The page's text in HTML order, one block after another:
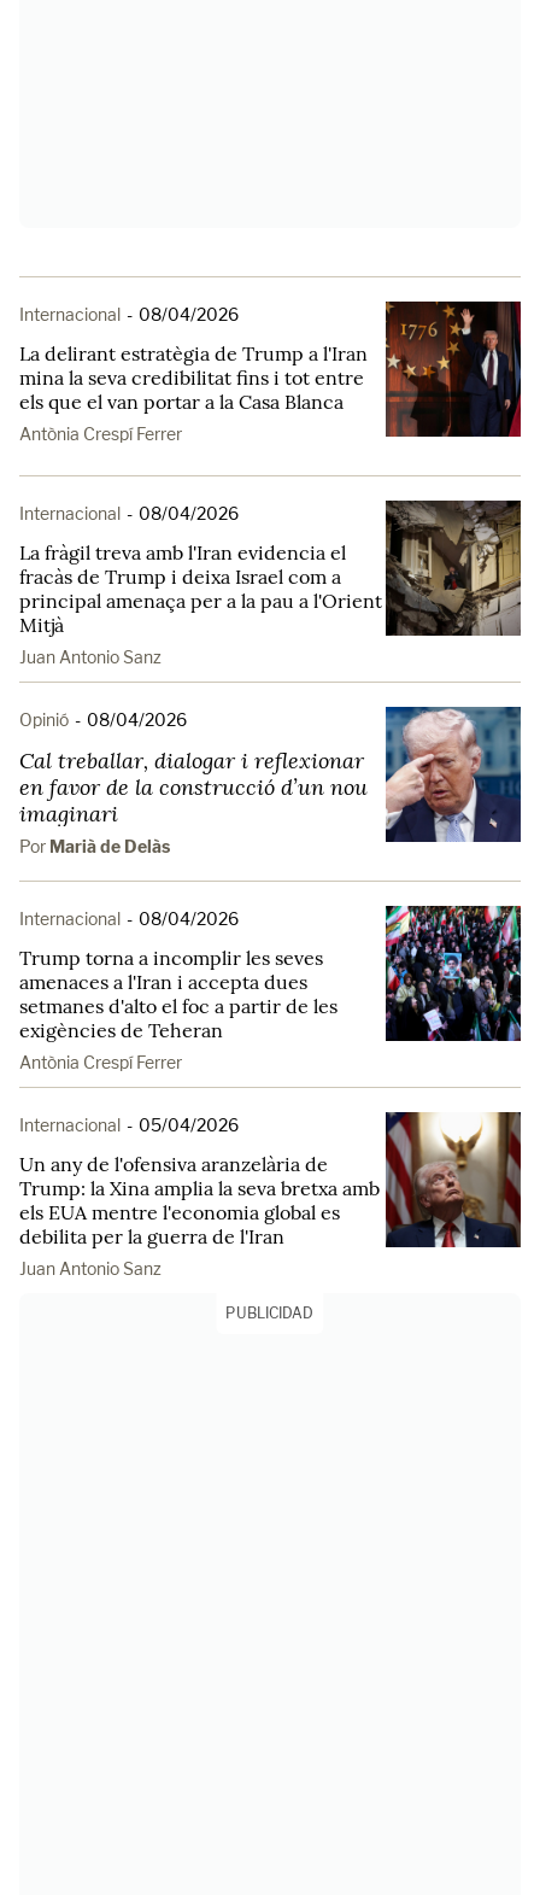
Internacional - 08/04/2026
La delirant estratègia de Trump a l'Iran
mina la seva credibilitat fins i tot entre
els que el van portar a la Casa Blanca
Antònia Crespí Ferrer
Internacional - 08/04/2026
La fràgil treva amb l'Iran evidencia el
fracàs de Trump i deixa Israel com a
principal amenaça per a la pau a l'Orient
Mitjà
Juan Antonio Sanz
Opinió - 08/04/2026
Cal treballar, dialogar i reflexionar
en favor de la construcció d’un nou
imaginari
Por Marià de Delàs
Internacional - 08/04/2026
Trump torna a incomplir les seves
amenaces a l'Iran i accepta dues
setmanes d'alto el foc a partir de les
exigències de Teheran
Antònia Crespí Ferrer
Internacional - 05/04/2026
Un any de l'ofensiva aranzelària de
Trump: la Xina amplia la seva bretxa amb
els EUA mentre l'economia global es
debilita per la guerra de l'Iran
Juan Antonio Sanz
PUBLICIDAD